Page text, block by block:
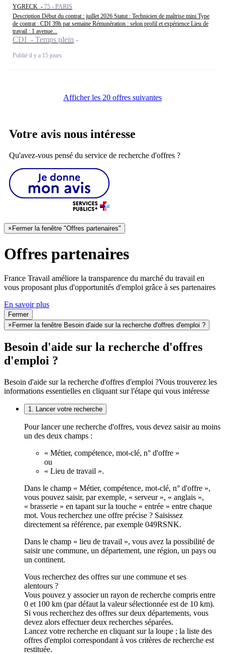
YGRECK - 75 - PARIS
Description Début du contrat : juillet 2026 Statut : Technicien de maîtrise mini Type
de contrat : CDI 39h par semaine Rémunération : selon profil et expérience Lieu de
travail : 1 avenue...
CDI - Temps plein
Publié il y a 15 jours
Afficher les 20 offres suivantes
Votre avis nous intéresse
Qu'avez-vous pensé du service de recherche d'offres ?
× Fermer la fenêtre "Offres partenaires"
Offres partenaires
France Travail améliore la transparence du marché du travail en
vous proposant plus d'opportunités d'emploi grâce à ses partenaires
En savoir plus
Fermer
× Fermer la fenêtre Besoin d'aide sur la recherche d'offres d'emploi ?
Besoin d'aide sur la recherche d'offres
d'emploi ?
Besoin d'aide sur la recherche d'offres d'emploi ?Vous trouverez les
informations essentielles en cliquant sur l'étape qui vous intéresse
1. Lancer votre recherche
Pour lancer une recherche d'offres, vous devez saisir au moins
un des deux champs :
« Métier, compétence, mot-clé, n° d'offre »
ou
« Lieu de travail ».
Dans le champ « Métier, compétence, mot-clé, n° d'offre »,
vous pouvez saisir, par exemple, « serveur », « anglais »,
« brasserie » en tapant sur la touche « entrée » entre chaque
mot. Vous recherchez une offre précise ? Saisissez
directement sa référence, par exemple 049RSNK.
Dans le champ « lieu de travail », vous avez la possibilité de
saisir une commune, un département, une région, un pays ou
un continent.
Vous recherchez des offres sur une commune et ses
alentours ?
Vous pouvez y associer un rayon de recherche compris entre
0 et 100 km (par défaut la valeur sélectionnée est de 10 km).
Si vous recherchez des offres sur deux départements, vous
devez alors effectuer deux recherches séparées.
Lancez votre recherche en cliquant sur la loupe ; la liste des
offres d'emploi correspondant à vos critères de recherche est
restituée.